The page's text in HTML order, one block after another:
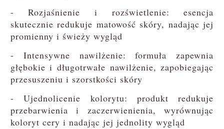
- Rozjaśnienie i rozświetlenie: esencja
skutecznie redukuje matowość skóry, nadając jej
promienny i świeży wygląd
- Intensywne nawilżenie: formuła zapewnia
głębokie i długotrwałe nawilżenie, zapobiegając
przesuszeniu i szorstkości skóry
- Ujednolicenie kolorytu: produkt redukuje
przebarwienia i zaczerwienienia, wyrównując
koloryt cery i nadając jej jednolity wygląd